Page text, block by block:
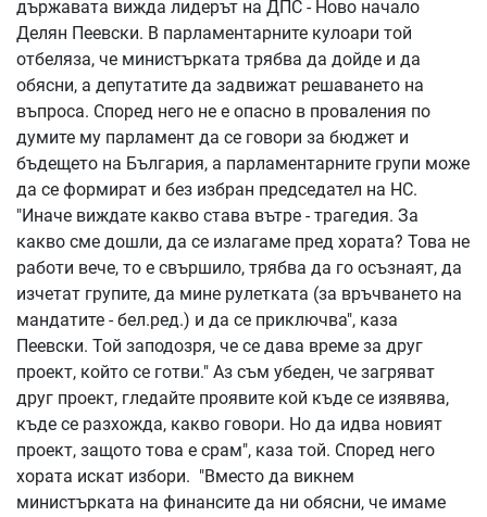
държавата вижда лидерът на ДПС - Ново начало
Делян Пеевски. В парламентарните кулоари той
отбеляза, че министърката трябва да дойде и да
обясни, а депутатите да задвижат решаването на
въпроса. Според него не е опасно в проваления по
думите му парламент да се говори за бюджет и
бъдещето на България, а парламентарните групи може
да се формират и без избран председател на НС.
"Иначе виждате какво става вътре - трагедия. За
какво сме дошли, да се излагаме пред хората? Това не
работи вече, то е свършило, трябва да го осъзнаят, да
изчетат групите, да мине рулетката (за връчването на
мандатите - бел.ред.) и да се приключва", каза
Пеевски. Той заподозря, че се дава време за друг
проект, който се готви." Аз съм убеден, че загряват
друг проект, гледайте проявите кой къде се изявява,
къде се разхожда, какво говори. Но да идва новият
проект, защото това е срам", каза той. Според него
хората искат избори. "Вместо да викнем
министърката на финансите да ни обясни, че имаме